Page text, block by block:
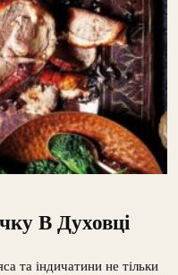
В Духовці
та індичатини не тільки